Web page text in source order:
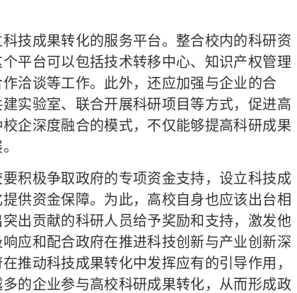
成果转化的服务平台。整合校内的科研资
平台可以包括技术转移中心、知识产权管理
洽谈等工作。此外，还应加强与企业的合
实验室、联合开展科研项目等方式，促进高
企深度融合的模式，不仅能够提高科研成果
极争取政府的专项资金支持，设立科技成
供资金保障。为此，高校自身也应该出台相
出贡献的科研人员给予奖励和支持，激发他
应和配合政府在推进科技创新与产业创新深
推动科技成果转化中发挥应有的引导作用，
的企业参与高校科研成果转化，从而形成政